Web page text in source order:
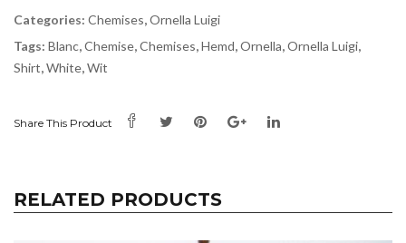
Categories: Chemises,Ornella Luigi
Tags: Blanc,Chemise,Chemises,Hemd,Ornella,Ornella Luigi,
Shirt,White,Wit
Share This Product
RELATED PRODUCTS